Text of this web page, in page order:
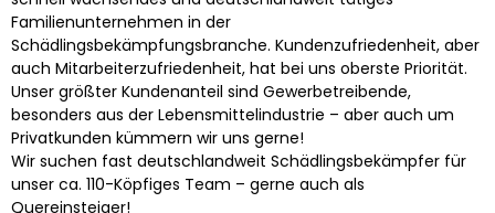
Familienunternehmen in der
Schädlingsbekämpfungsbranche. Kundenzufriedenheit, aber
auch Mitarbeiterzufriedenheit, hat bei uns oberste Priorität.
Unser größter Kundenanteil sind Gewerbetreibende,
besonders aus der Lebensmittelindustrie – aber auch um
Privatkunden kümmern wir uns gerne!
Wir suchen fast deutschlandweit Schädlingsbekämpfer für
unser ca. 110-Köpfiges Team – gerne auch als
Quereinsteiger!